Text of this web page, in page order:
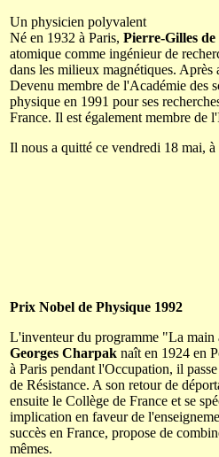
Un physicien polyvalent
Né en 1932 à Paris, Pierre-Gilles de
atomique comme ingénieur de
dans les milieux magnétiques.
Devenu membre de l'Académie des
physique en 1991 pour ses
France. Il est également membre de
Il nous a quitté ce vendredi 18 mai,
Prix Nobel de Physique 1992
L'inventeur du programme "La main
Georges Charpak naît en 1924 en
à Paris pendant l'Occupation, il
de Résistance. A son retour de
ensuite le Collège de France et se
implication en faveur de
succès en France, propose de
mêmes.